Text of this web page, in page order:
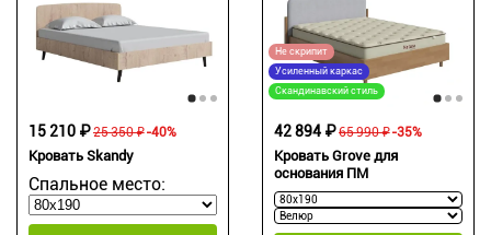
Кровать Skandy
Спальное место:
25 350 ₽
15 210 ₽ -40%
Не скрипит
Усиленный каркас
Скандинавский стиль
Кровать Grove для
основания ПМ
65 990 ₽
42 894 ₽ -35%